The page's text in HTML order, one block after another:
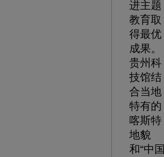
进主题
教育取
得最优
成果。
贵州科
技馆结
合当地
特有的
喀斯特
地貌
和“中国